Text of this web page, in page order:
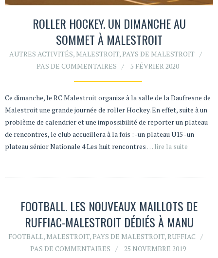
ROLLER HOCKEY. UN DIMANCHE AU
SOMMET À MALESTROIT
AUTRES ACTIVITÉS, MALESTROIT,PAYS DE MALESTROIT
PAS DE COMMENTAIRES
5 FÉVRIER 2020
Ce dimanche, le RC Malestroit organise à la salle de la Daufresne de
Malestroit une grande journée de roller Hockey. En effet, suite à un
problème de calendrier et une impossibilité de reporter un plateau
de rencontres, le club accueillera à la fois : -un plateau U15 -un
plateau sénior Nationale 4 Les huit rencontres … lire la suite
FOOTBALL. LES NOUVEAUX MAILLOTS DE
RUFFIAC-MALESTROIT DÉDIÉS À MANU
FOOTBALL, MALESTROIT,PAYS DE MALESTROIT,RUFFIAC
PAS DE COMMENTAIRES
25 NOVEMBRE 2019